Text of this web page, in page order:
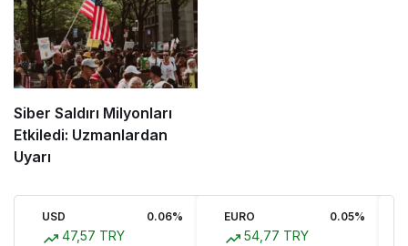
Siber Saldırı Milyonları
Etkiledi: Uzmanlardan
Uyarı
USD 0.06%
47,57 TRY
EURO 0.05%
54,77 TRY